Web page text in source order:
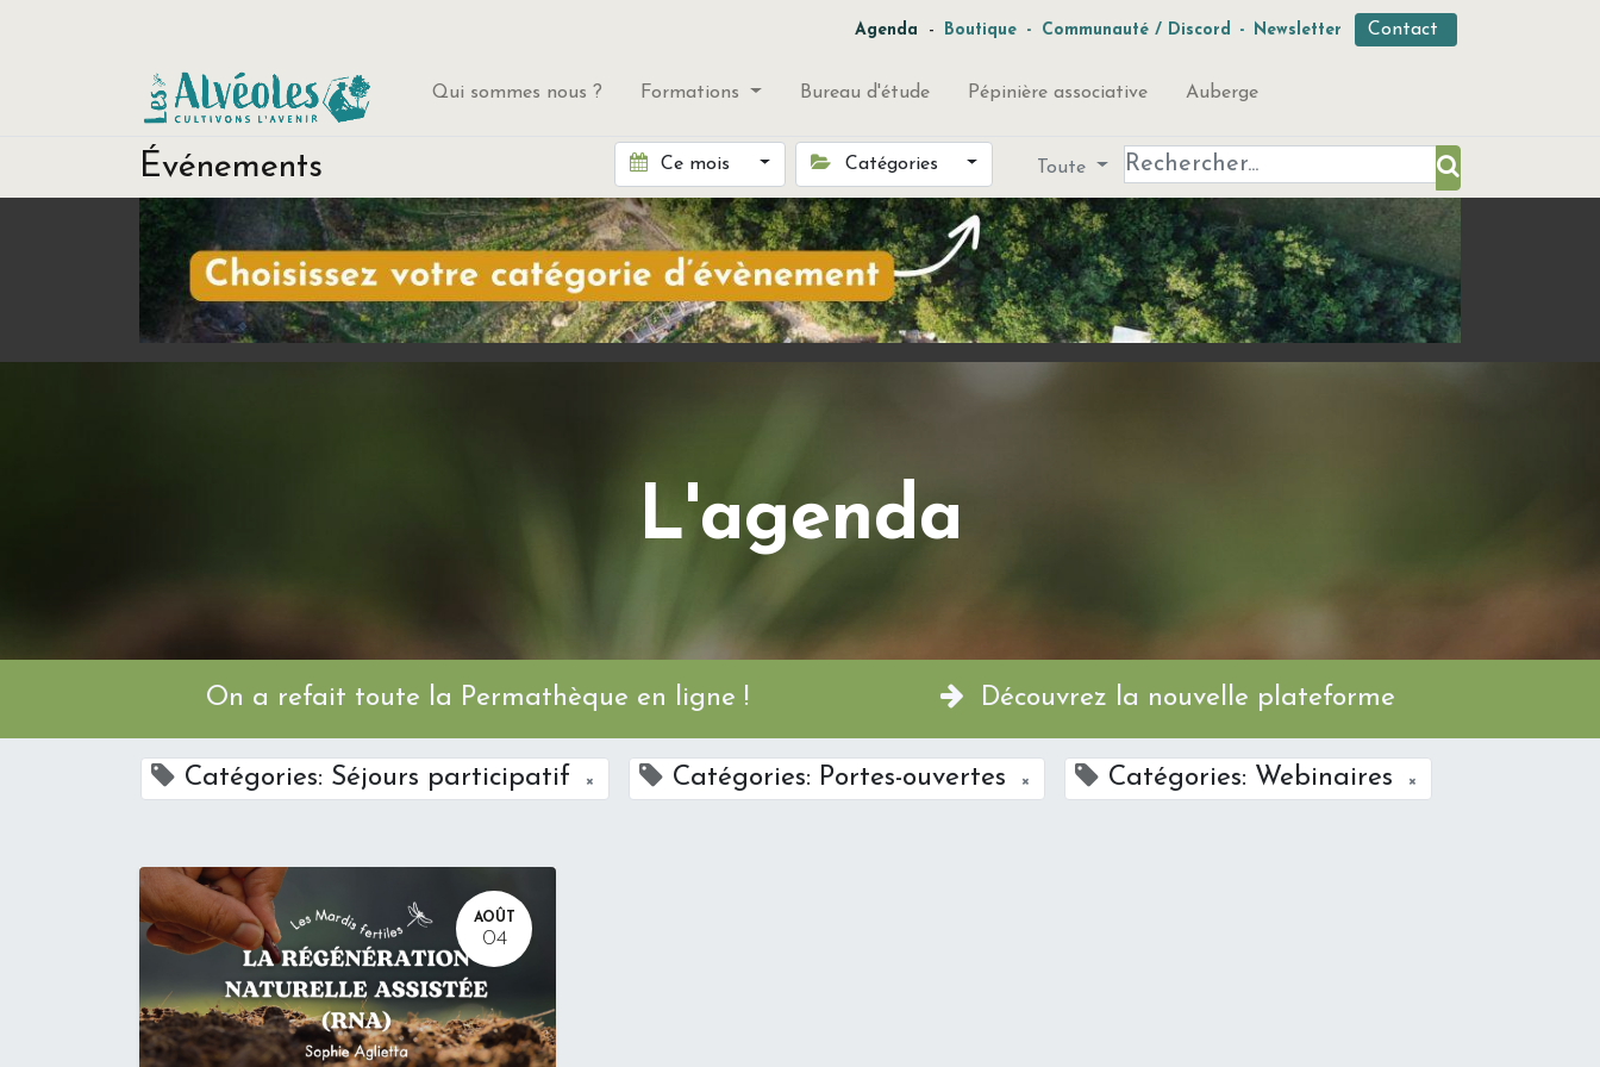
Agenda - Boutique - Communauté / Discord - Newsletter Contact
Qui sommes nous ? Formations Bureau d'étude Pépinière associative Auberge
Événements Ce mois Catégories Toute
L'agenda
On a refait toute la Permathèque en ligne ! Découvrez la nouvelle plateforme
Catégories: Séjours participatif × Catégories: Portes-ouvertes × Catégories: Webinaires ×
AOÛT
04